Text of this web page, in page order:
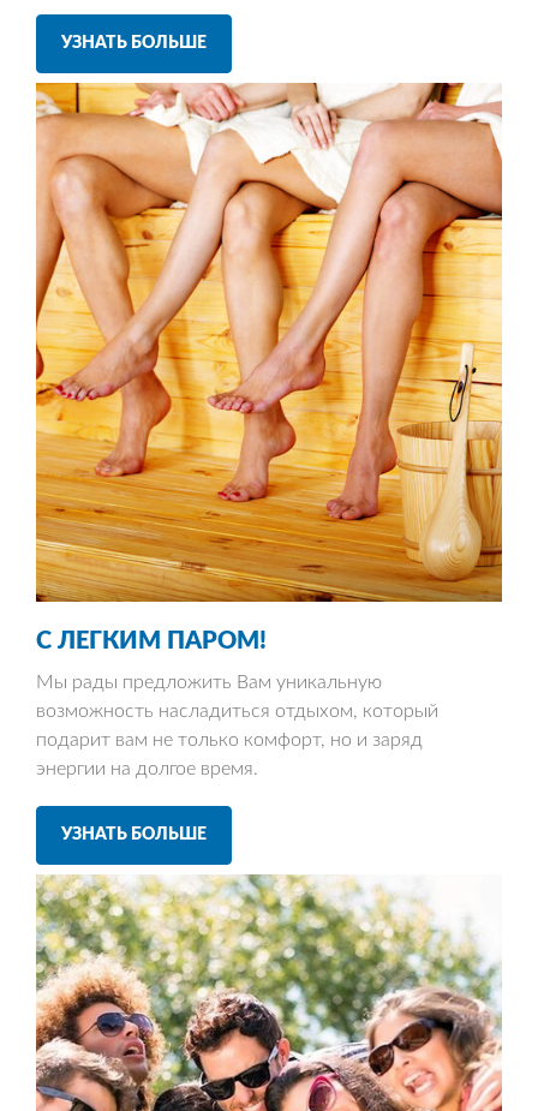
УЗНАТЬ БОЛЬШЕ
С ЛЕГКИМ ПАРОМ!
Мы рады предложить Вам уникальную
возможность насладиться отдыхом, который
подарит вам не только комфорт, но и заряд
энергии на долгое время.
УЗНАТЬ БОЛЬШЕ